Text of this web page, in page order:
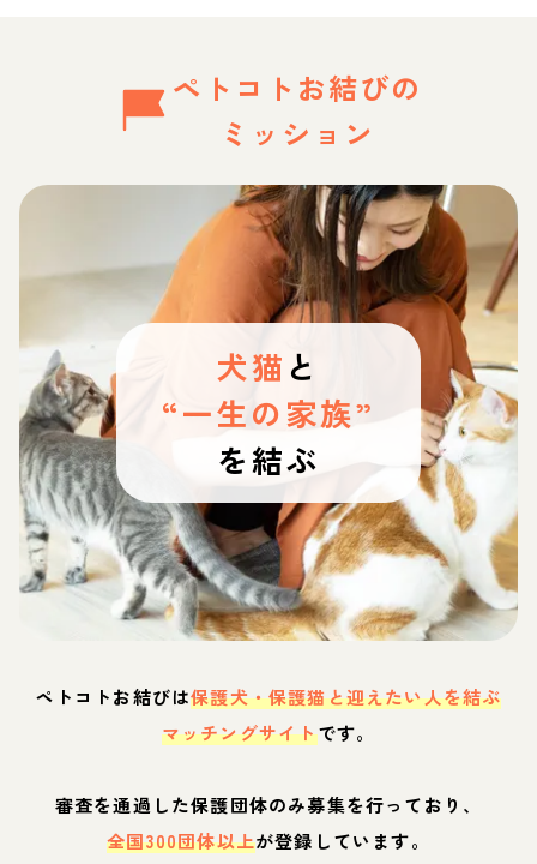
ペトコトお結びの
ミッション
犬猫 と
“一生の家族”
を結ぶ
ペトコトお結びは保護犬・保護猫と迎えたい人を結ぶ
マッチングサイトです。
審査を通過した保護団体のみ募集を行っており、
全国300団体以上が登録しています。